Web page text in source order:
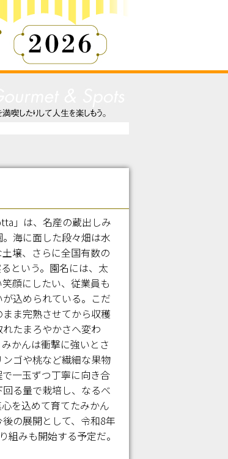
」は、名産の蔵出しみ
海に面した段々畑は水
壌、さらに全国有数の
という。園名には、太
顔にしたい、従業員も
込められている。こだ
ま完熟させてから収穫
たまろやかさへ変わ
かんは衝撃に強いとさ
ゴや桃など繊細な果物
一玉ずつ丁寧に向き合
る量で栽培し、なるべ
を込めて育てたみかん
の展開として、令和8年
みも開始する予定だ。